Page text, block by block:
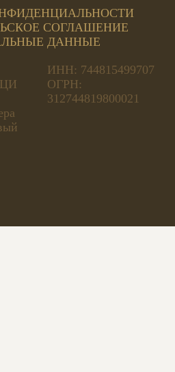
СОГЛАШЕНИЕ
ДАННЫЕ
ЦИ
ИНН: 744815499707
ОГРН:
312744819800021